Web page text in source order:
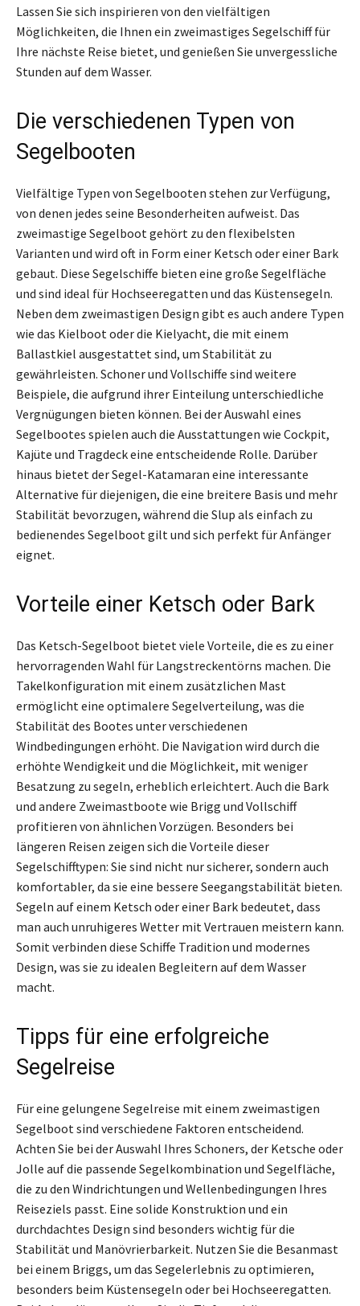
Lassen Sie sich inspirieren von den vielfältigen
Möglichkeiten, die Ihnen ein zweimastiges Segelschiff für
Ihre nächste Reise bietet, und genießen Sie unvergessliche
Stunden auf dem Wasser.
Die verschiedenen Typen von
Segelbooten
Vielfältige Typen von Segelbooten stehen zur Verfügung,
von denen jedes seine Besonderheiten aufweist. Das
zweimastige Segelboot gehört zu den flexibelsten
Varianten und wird oft in Form einer Ketsch oder einer Bark
gebaut. Diese Segelschiffe bieten eine große Segelfläche
und sind ideal für Hochseeregatten und das Küstensegeln.
Neben dem zweimastigen Design gibt es auch andere Typen
wie das Kielboot oder die Kielyacht, die mit einem
Ballastkiel ausgestattet sind, um Stabilität zu
gewährleisten. Schoner und Vollschiffe sind weitere
Beispiele, die aufgrund ihrer Einteilung unterschiedliche
Vergnügungen bieten können. Bei der Auswahl eines
Segelbootes spielen auch die Ausstattungen wie Cockpit,
Kajüte und Tragdeck eine entscheidende Rolle. Darüber
hinaus bietet der Segel-Katamaran eine interessante
Alternative für diejenigen, die eine breitere Basis und mehr
Stabilität bevorzugen, während die Slup als einfach zu
bedienendes Segelboot gilt und sich perfekt für Anfänger
eignet.
Vorteile einer Ketsch oder Bark
Das Ketsch-Segelboot bietet viele Vorteile, die es zu einer
hervorragenden Wahl für Langstreckentörns machen. Die
Takelkonfiguration mit einem zusätzlichen Mast
ermöglicht eine optimalere Segelverteilung, was die
Stabilität des Bootes unter verschiedenen
Windbedingungen erhöht. Die Navigation wird durch die
erhöhte Wendigkeit und die Möglichkeit, mit weniger
Besatzung zu segeln, erheblich erleichtert. Auch die Bark
und andere Zweimastboote wie Brigg und Vollschiff
profitieren von ähnlichen Vorzügen. Besonders bei
längeren Reisen zeigen sich die Vorteile dieser
Segelschifftypen: Sie sind nicht nur sicherer, sondern auch
komfortabler, da sie eine bessere Seegangstabilität bieten.
Segeln auf einem Ketsch oder einer Bark bedeutet, dass
man auch unruhigeres Wetter mit Vertrauen meistern kann.
Somit verbinden diese Schiffe Tradition und modernes
Design, was sie zu idealen Begleitern auf dem Wasser
macht.
Tipps für eine erfolgreiche
Segelreise
Für eine gelungene Segelreise mit einem zweimastigen
Segelboot sind verschiedene Faktoren entscheidend.
Achten Sie bei der Auswahl Ihres Schoners, der Ketsche oder
Jolle auf die passende Segelkombination und Segelfläche,
die zu den Windrichtungen und Wellenbedingungen Ihres
Reiseziels passt. Eine solide Konstruktion und ein
durchdachtes Design sind besonders wichtig für die
Stabilität und Manövrierbarkeit. Nutzen Sie die Besanmast
bei einem Briggs, um das Segelerlebnis zu optimieren,
besonders beim Küstensegeln oder bei Hochseeregatten.